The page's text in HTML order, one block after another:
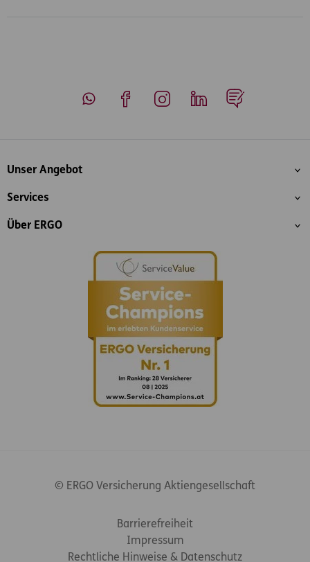
Inhaltsübersicht
Unser Angebot
Services
Über ERGO
© ERGO Versicherung Aktiengesellschaft
Barrierefreiheit
Impressum
Rechtliche Hinweise & Datenschutz